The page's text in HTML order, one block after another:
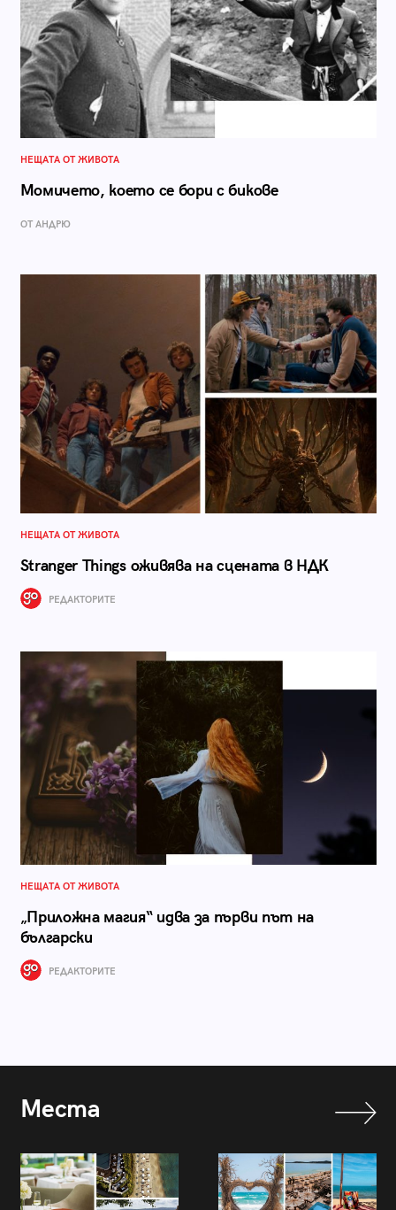
НЕЩАТА ОТ ЖИВОТА
Момичето, което се бори с бикове
ОТ АНДРЮ
НЕЩАТА ОТ ЖИВОТА
Stranger Things оживява на сцената в НДК
РЕДАКТОРИТЕ
НЕЩАТА ОТ ЖИВОТА
„Приложна магия“ идва за първи път на
български
РЕДАКТОРИТЕ
Места